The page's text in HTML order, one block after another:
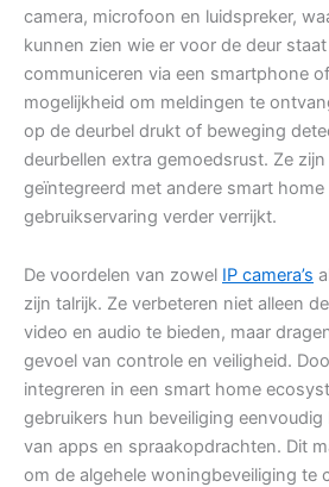
camera, microfoon en luidspreker,
kunnen zien wie er voor de deur
communiceren via een smartphone
mogelijkheid om meldingen te
op de deurbel drukt of beweging
deurbellen extra gemoedsrust. Ze
geïntegreerd met andere smart
gebruikservaring verder verrijkt.
De voordelen van zowel IP camera’s
zijn talrijk. Ze verbeteren niet alleen
video en audio te bieden, maar
gevoel van controle en veiligheid.
integreren in een smart home
gebruikers hun beveiliging
van apps en spraakopdrachten. Dit
om de algehele woningbeveiliging te